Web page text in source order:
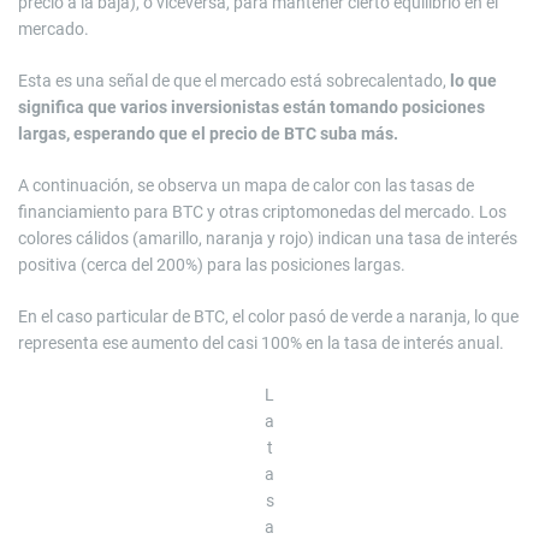
mercado.
Esta es una señal de que el mercado está sobrecalentado, lo que
significa que varios inversionistas están tomando posiciones
largas, esperando que el precio de BTC suba más.
A continuación, se observa un mapa de calor con las tasas de
financiamiento para BTC y otras criptomonedas del mercado. Los
colores cálidos (amarillo, naranja y rojo) indican una tasa de interés
positiva (cerca del 200%) para las posiciones largas.
En el caso particular de BTC, el color pasó de verde a naranja, lo que
representa ese aumento del casi 100% en la tasa de interés anual.
L
a
t
a
s
a